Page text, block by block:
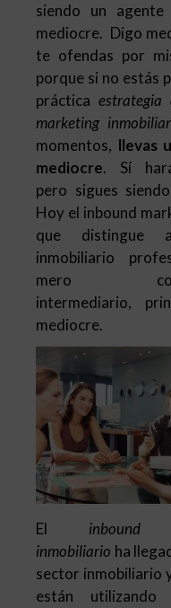
siendo un
mediocre. Digo
te ofendas por
porque si no estás
práctica estrategia
marketing
momentos, llevas
mediocre. Sí
pero sigues
Hoy el inbound
que distingue
inmobiliario
mero
intermediario,
mediocre.
El inbound
inmobiliario ha
sector inmobiliario
están